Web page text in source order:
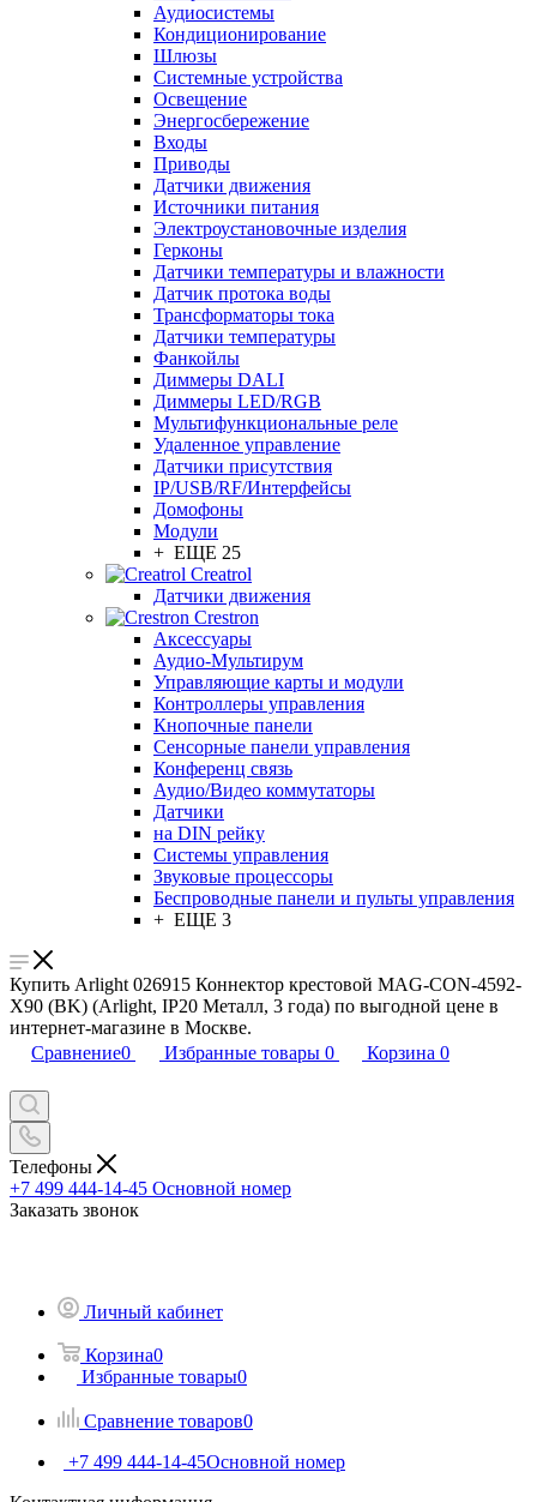
Аудиосистемы
Кондиционирование
Шлюзы
Системные устройства
Освещение
Энергосбережение
Входы
Приводы
Датчики движения
Источники питания
Электроустановочные изделия
Герконы
Датчики температуры и влажности
Датчик протока воды
Трансформаторы тока
Датчики температуры
Фанкойлы
Диммеры DALI
Диммеры LED/RGB
Мультифункциональные реле
Удаленное управление
Датчики присутствия
IP/USB/RF/Интерфейсы
Домофоны
Модули
+ ЕЩЕ 25
Creatrol
Датчики движения
Crestron
Аксессуары
Аудио-Мультирум
Управляющие карты и модули
Контроллеры управления
Кнопочные панели
Сенсорные панели управления
Конференц связь
Аудио/Видео коммутаторы
Датчики
на DIN рейку
Системы управления
Звуковые процессоры
Беспроводные панели и пульты управления
+ ЕЩЕ 3
Купить Arlight 026915 Коннектор крестовой MAG-CON-4592-
X90 (BK) (Arlight, IP20 Металл, 3 года) по выгодной цене в
интернет-магазине в Москве.
Сравнение0 Избранные товары 0 Корзина 0
Телефоны
+7 499 444-14-45 Основной номер
Заказать звонок
Личный кабинет
Корзина0
Избранные товары0
Сравнение товаров0
+7 499 444-14-45Основной номер